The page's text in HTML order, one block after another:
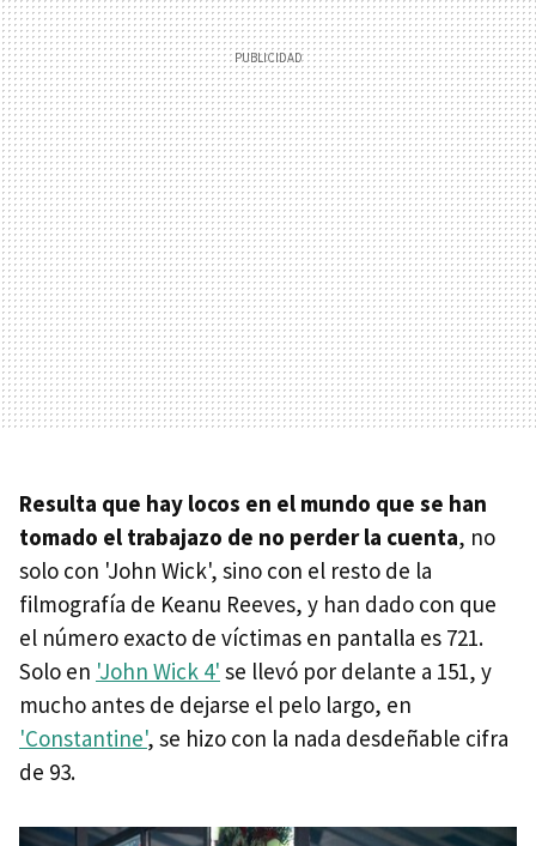
Resulta que hay locos en el mundo que se han
tomado el trabajazo de no perder la cuenta, no
solo con 'John Wick', sino con el resto de la
filmografía de Keanu Reeves, y han dado con que
el número exacto de víctimas en pantalla es 721.
Solo en 'John Wick 4' se llevó por delante a 151, y
mucho antes de dejarse el pelo largo, en
'Constantine', se hizo con la nada desdeñable cifra
de 93.